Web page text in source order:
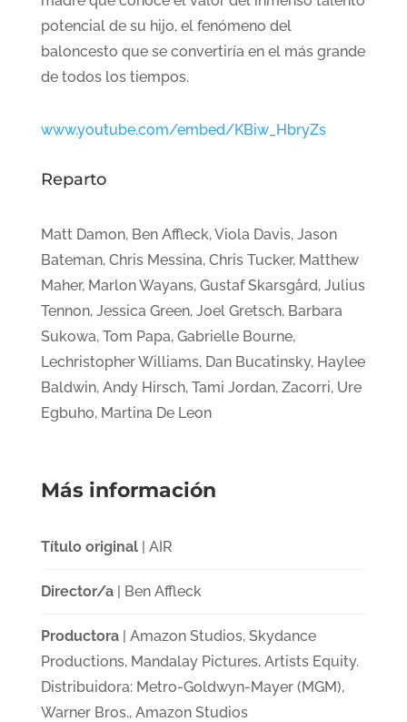
potencial de su hijo, el fenómeno del
baloncesto que se convertiría en el más grande
de todos los tiempos.
www.youtube.com/embed/KBiw_HbryZs
Reparto
Matt Damon, Ben Affleck, Viola Davis, Jason
Bateman, Chris Messina, Chris Tucker, Matthew
Maher, Marlon Wayans, Gustaf Skarsgård, Julius
Tennon, Jessica Green, Joel Gretsch, Barbara
Sukowa, Tom Papa, Gabrielle Bourne,
Lechristopher Williams, Dan Bucatinsky, Haylee
Baldwin, Andy Hirsch, Tami Jordan, Zacorri, Ure
Egbuho, Martina De Leon
Más información
Título original| AIR
Director/a| Ben Affleck
Productora| Amazon Studios, Skydance
Productions, Mandalay Pictures, Artists Equity.
Distribuidora: Metro-Goldwyn-Mayer (MGM),
Warner Bros., Amazon Studios